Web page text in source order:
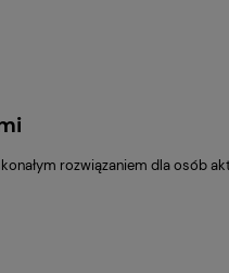
rozwiązaniem dla osób